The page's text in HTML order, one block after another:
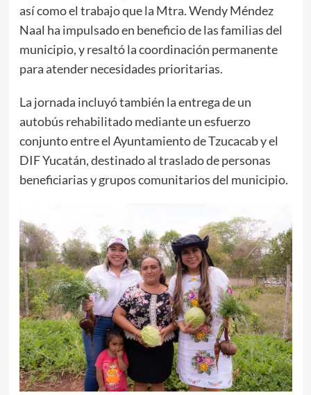
así como el trabajo que la Mtra. Wendy Méndez
Naal ha impulsado en beneficio de las familias del
municipio, y resaltó la coordinación permanente
para atender necesidades prioritarias.
La jornada incluyó también la entrega de un
autobús rehabilitado mediante un esfuerzo
conjunto entre el Ayuntamiento de Tzucacab y el
DIF Yucatán, destinado al traslado de personas
beneficiarias y grupos comunitarios del municipio.